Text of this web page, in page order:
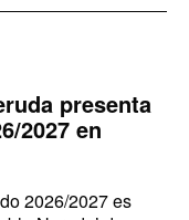
presenta
2027 en
2026/2027 es